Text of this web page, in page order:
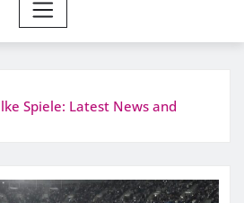
Spiele: Latest News and